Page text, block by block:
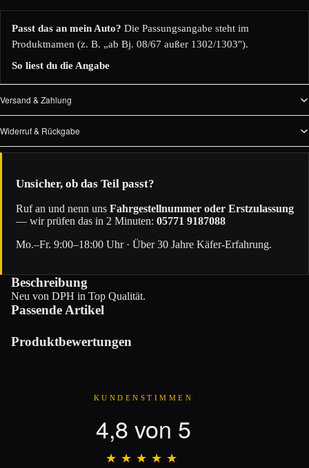
Passt das an mein Auto? Die Passungsangabe steht im
Produktnamen (z. B. „ab Bj. 08/67 außer 1302/1303").
So liest du die Angabe
Versand & Zahlung
Widerruf & Rückgabe
Unsicher, ob das Teil passt?
Ruf an und nenn uns Fahrgestellnummer oder Erstzulassung
— wir prüfen das in 2 Minuten: 05771 9187088
Mo.–Fr. 9:00–18:00 Uhr · Über 30 Jahre Käfer-Erfahrung.
Beschreibung
Neu von DPH in Top Qualität.
Passende Artikel
Produktbewertungen
KUNDENSTIMMEN
4,8 von 5
★★★★★
★★★★★